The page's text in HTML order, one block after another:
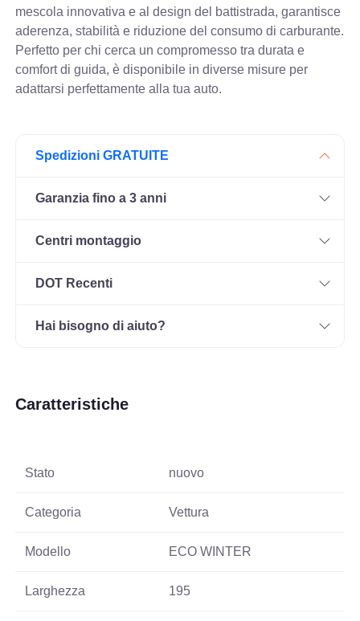
mescola innovativa e al design del battistrada, garantisce
aderenza, stabilità e riduzione del consumo di carburante.
Perfetto per chi cerca un compromesso tra durata e
comfort di guida, è disponibile in diverse misure per
adattarsi perfettamente alla tua auto.
Spedizioni GRATUITE
Garanzia fino a 3 anni
Centri montaggio
DOT Recenti
Hai bisogno di aiuto?
Caratteristiche
Stato nuovo
Categoria Vettura
Modello ECO WINTER
Larghezza 195